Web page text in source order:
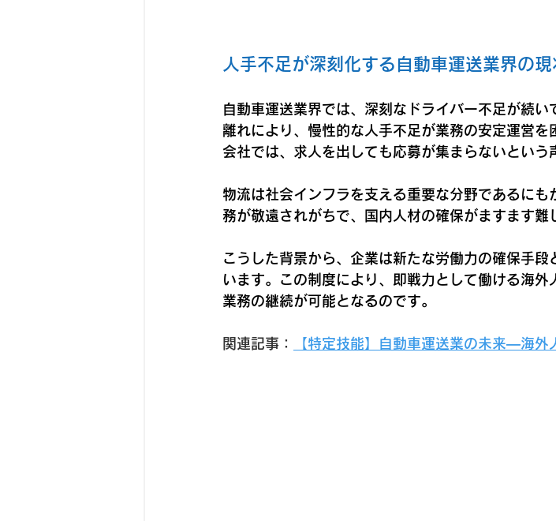
人手不足が深刻化する自動車運送業界の現
自動車運送業界では、深刻なドライバー不足が続
離れにより、慢性的な人手不足が業務の安定運営
会社では、求人を出しても応募が集まらないという
物流は社会インフラを支える重要な分野であるに
務が敬遠されがちで、国内人材の確保がますます難
こうした背景から、企業は新たな労働力の確保手
います。この制度により、即戦力として働ける海
業務の継続が可能となるのです。
関連記事： 【特定技能】自動車運送業の未来—海外